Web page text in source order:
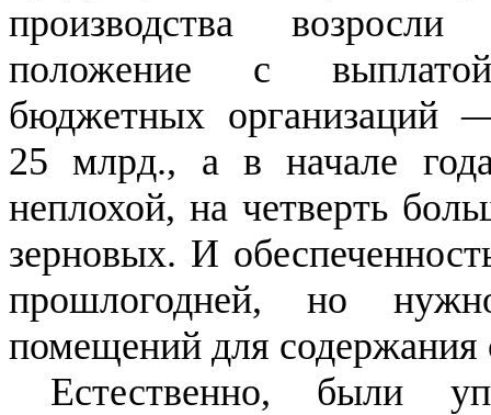
производства
положение с
бюджетных организаций
25 млрд., а в начале
неплохой, на четверть
зерновых. И
прошлогодней, но
помещений для содержания
Естественно, были